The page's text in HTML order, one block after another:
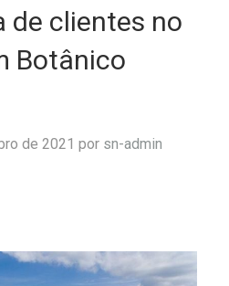
de clientes no
Botânico
de 2021 por sn-admin